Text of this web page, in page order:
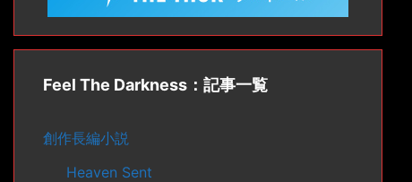
Feel The Darkness：記事一覧
創作長編小説
Heaven Sent